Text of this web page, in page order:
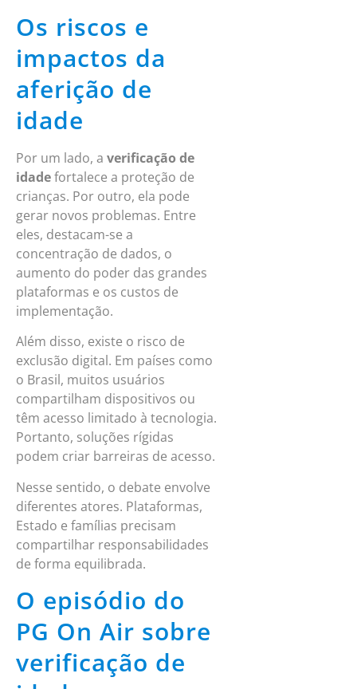
Os riscos e
impactos da
aferição de
idade
Por um lado, a verificação de
idadefortalece a proteção de
crianças. Por outro, ela pode
gerar novos problemas. Entre
eles, destacam-se a
concentração de dados, o
aumento do poder das grandes
plataformas e os custos de
implementação.
Além disso, existe o risco de
exclusão digital. Em países como
o Brasil, muitos usuários
compartilham dispositivos ou
têm acesso limitado à tecnologia.
Portanto, soluções rígidas
podem criar barreiras de acesso.
Nesse sentido, o debate envolve
diferentes atores. Plataformas,
Estado e famílias precisam
compartilhar responsabilidades
de forma equilibrada.
O episódio do
PG On Air sobre
verificação de